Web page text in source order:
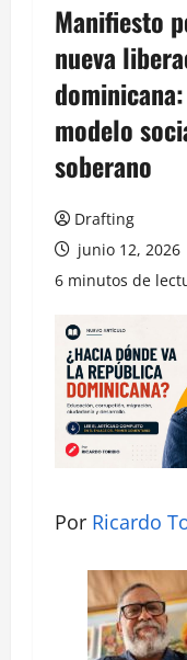
Manifiesto
nueva
modelo
soberano
Drafting
junio 12, 2026
6 minutos de
Por Ricardo